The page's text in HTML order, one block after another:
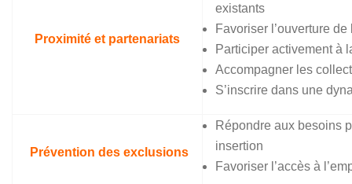
Proximité et partenariats
existants
Favoriser l’ouverture
Participer activement à
Accompagner les
S’inscrire dans une
Prévention des exclusions
Répondre aux besoins
insertion
Favoriser l’accès à